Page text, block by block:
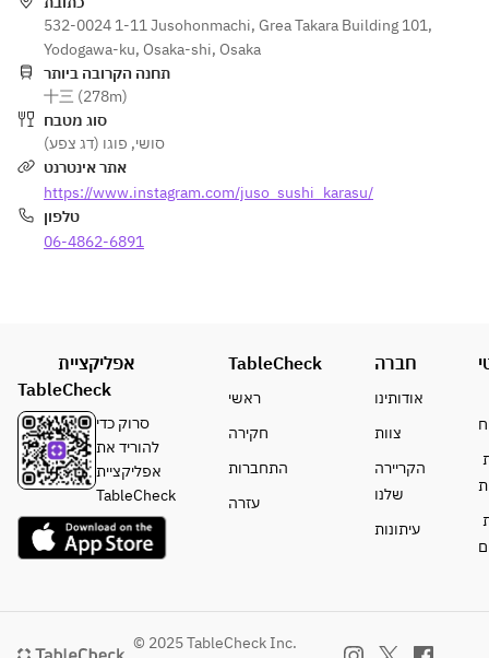
river pork
eel
black egg of
mustard
scroll
red soup
stock
dessert
532-0024 1-11 Jusohonmachi, Grea Takara Building 101,
Yodogawa-ku, Osaka-shi, Osaka
תחנה הקרובה ביותר
十三 (278m)
סוג מטבח
סושי, פוגו (דג צפע)
אתר אינטרנט
https://www.instagram.com/juso_sushi_karasu/
טלפון
06-4862-6891
אפליקציית
TableCheck
סרוק כדי
להוריד את
אפליקציית
TableCheck
TableCheck
ראשי
חקירה
התחברות
עזרה
חברה
אודותינו
צוות
הקריירה
שלנו
עיתונות
© 2025 TableCheck Inc.